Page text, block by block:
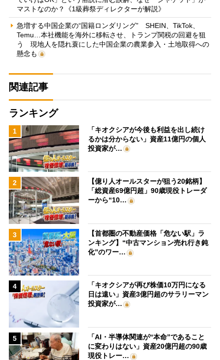
マストなのか？《1級葬祭ディレクターが解説》
急増する中国企業の“国籍ロンダリング” SHEIN、TikTok、
Temu…本社機能を海外に移転させ、トランプ関税の回避を狙
う 現地人を隠れ蓑にした中国企業の農業参入・土地取得への
懸念も
関連記事
ランキング
1
「キオクシアが今後も利益を出し続け
るかは分からない」資産11億円の個人
投資家が…
2
【億り人オールスターが狙う20銘柄】
「総資産69億円超」90歳現役トレーダ
ーから“10…
3
【首都圏の不動産価格「危ない駅」ラ
ンキング】“中古マンション売れ行き鈍
化”のワー…
4
「キオクシアが再び株価10万円になる
日は遠い」資産3億円超のサラリーマン
投資家が…
5
「AI・半導体関連が“本命”であること
に変わりはない」資産20億円超の90歳
現役トレー…